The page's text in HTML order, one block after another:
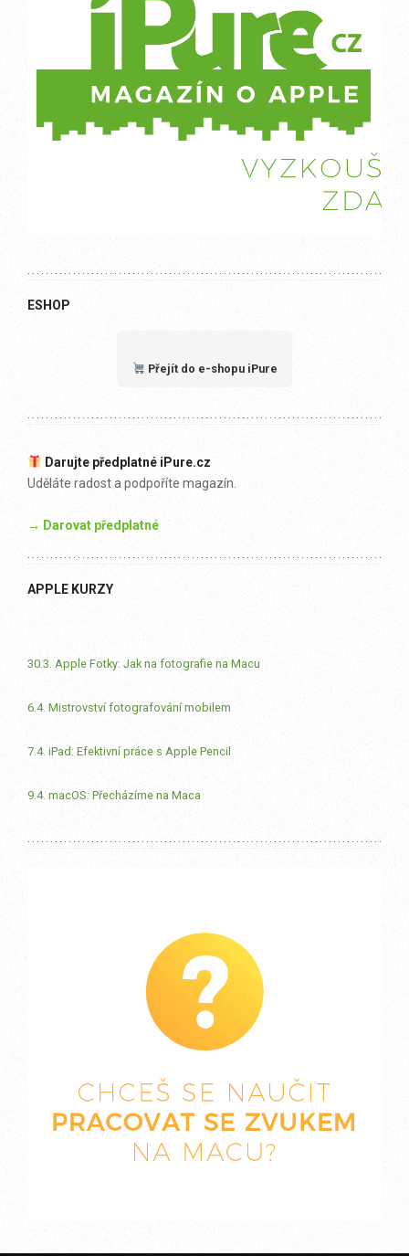
ESHOP
Přejít do e-shopu iPure
Darujte předplatné iPure.cz
Uděláte radost a podpoříte magazín.
→ Darovat předplatné
APPLE KURZY
30.3. Apple Fotky: Jak na fotografie na Macu
6.4. Mistrovství fotografování mobilem
7.4. iPad: Efektivní práce s Apple Pencil
9.4. macOS: Přecházíme na Maca